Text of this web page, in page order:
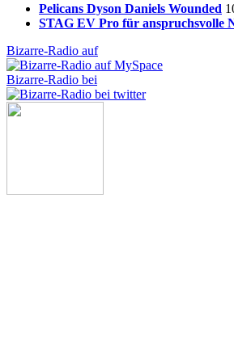
Pelicans Dyson Daniels Wounded
STAG EV Pro für anspruchsvolle
Bizarre-Radio auf
Bizarre-Radio bei